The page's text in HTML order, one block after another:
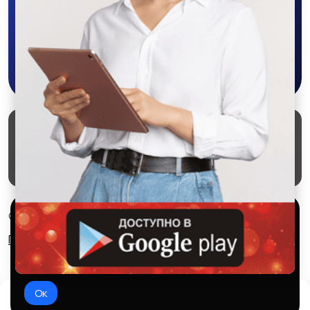
Перевозки, склад,
закупки
Производство
Кафе, рестораны,
отели
Салоны красоты Сельское хозяйство
Спорт и красота Страхование
приложении SALEX!
Скачать в Google Play
Маркеты Блог
О проекте
Служба поддержки
Удаление аккаунта
Партнерка
© 2026 SALEX МАРКЕТ
Правила сервиса
Конфиденциальность
Используем куки и рекомендательные
технологии
Это чтобы сайт работал лучше. Оставаясь с нами, вы
соглашаетесь на использование файлов куки.
Ок